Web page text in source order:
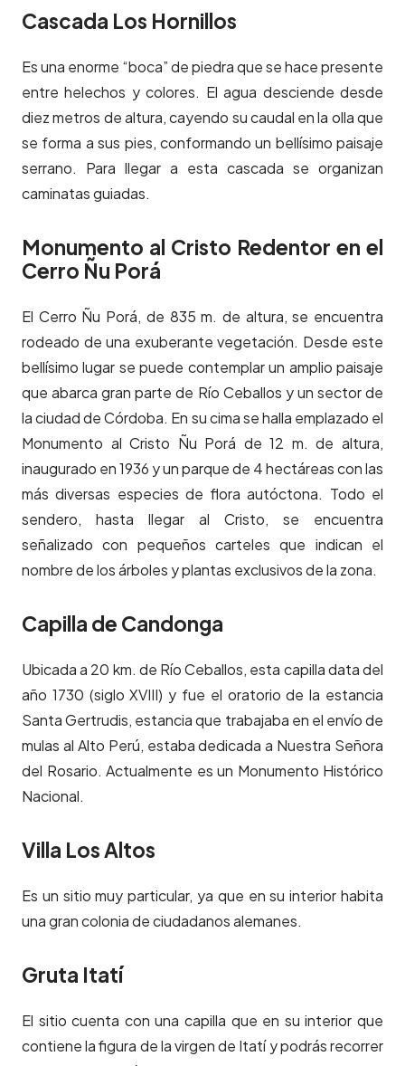
Cascada Los Hornillos
Es una enorme “boca” de piedra que se hace presente
entre helechos y colores. El agua desciende desde
diez metros de altura, cayendo su caudal en la olla que
se forma a sus pies, conformando un bellísimo paisaje
serrano. Para llegar a esta cascada se organizan
caminatas guiadas.
Monumento al Cristo Redentor en el
Cerro Ñu Porá
El Cerro Ñu Porá, de 835 m. de altura, se encuentra
rodeado de una exuberante vegetación. Desde este
bellísimo lugar se puede contemplar un amplio paisaje
que abarca gran parte de Río Ceballos y un sector de
la ciudad de Córdoba. En su cima se halla emplazado el
Monumento al Cristo Ñu Porá de 12 m. de altura,
inaugurado en 1936 y un parque de 4 hectáreas con las
más diversas especies de flora autóctona. Todo el
sendero, hasta llegar al Cristo, se encuentra
señalizado con pequeños carteles que indican el
nombre de los árboles y plantas exclusivos de la zona.
Capilla de Candonga
Ubicada a 20 km. de Río Ceballos, esta capilla data del
año 1730 (siglo XVIII) y fue el oratorio de la estancia
Santa Gertrudis, estancia que trabajaba en el envío de
mulas al Alto Perú, estaba dedicada a Nuestra Señora
del Rosario. Actualmente es un Monumento Histórico
Nacional.
Villa Los Altos
Es un sitio muy particular, ya que en su interior habita
una gran colonia de ciudadanos alemanes.
Gruta Itatí
El sitio cuenta con una capilla que en su interior que
contiene la figura de la virgen de Itatí y podrás recorrer